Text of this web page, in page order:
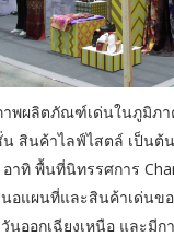
าพผลิตภัณฑ์เด่นในภูมิภ
สินค้าไลฟ์ไสตล์ เป็นต้
าทิ พื้นที่นิทรรศการ
อแผนที่และสินค้าเด่นข
นออกเฉียงเหนือ และมี